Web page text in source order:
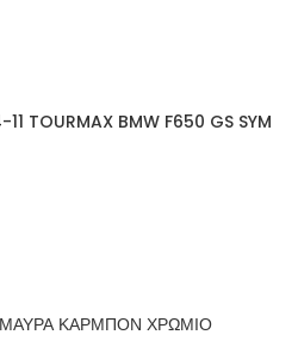
11 TOURMAX BMW F650 GS SYM
ΜΑΥΡΑ ΚΑΡΜΠΟΝ ΧΡΩΜΙΟ